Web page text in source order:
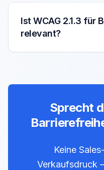
Ist WCAG 2.1.3 für
relevant?
Sprecht
Keine
Verkaufsdruck